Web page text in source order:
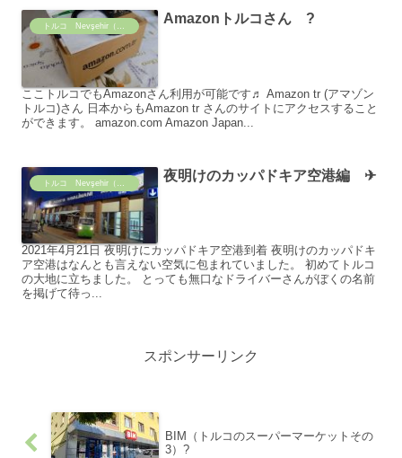
トルコ Nevşehir（ネヴィシェヒル）の日常 Amazonトルコさん ?
ここトルコでもAmazonさん利用が可能です♬ Amazon tr (アマゾン
トルコ)さん 日本からもAmazon tr さんのサイトにアクセスすること
ができます。 amazon.com Amazon Japan...
夜明けのカッパドキア空港編 ✈
2021年4月21日 夜明けにカッパドキア空港到着 夜明けのカッパドキ
ア空港はなんとも言えない空気に包まれていました。 初めてトルコ
の大地に立ちました。 とっても無口なドライバーさんがぼくの名前
を掲げて待っ...
スポンサーリンク
BIM（トルコのスーパーマーケットその
3）?